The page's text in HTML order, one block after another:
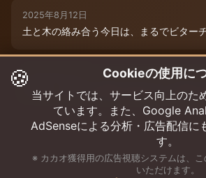
2025年8月12日
土と木の絡み合う今日は、まるでビター
2025年8月12日
今日は、水と木の微妙な絡み合いが運命
🍪 Cookieの使用に
当サイトでは、サービス向上のた
ています。また、Google
AdSenseによる分析・広告配信に
す。
※ カカオ獲得用の広告視聴システムは、
いただけます。